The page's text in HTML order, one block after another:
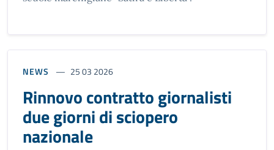
NEWS 25 03 2026
Rinnovo contratto giornalisti
due giorni di sciopero
nazionale